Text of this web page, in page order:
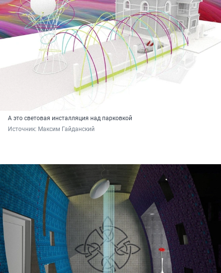
А это световая инсталляция над парковкой
Источник: Максим Гайданский